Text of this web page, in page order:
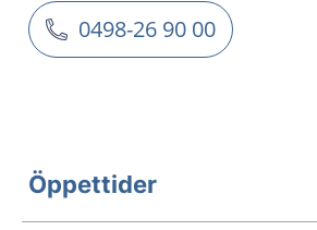
0498-26 90 00
Öppettider